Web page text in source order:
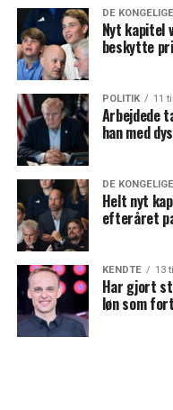
DE KONGELIGE
Nyt kapitel
beskytte
POLITIK 11
Arbejdede
han med
DE KONGELIGE
Helt nyt
efteråret
KENDTE 13
Har gjort
løn som